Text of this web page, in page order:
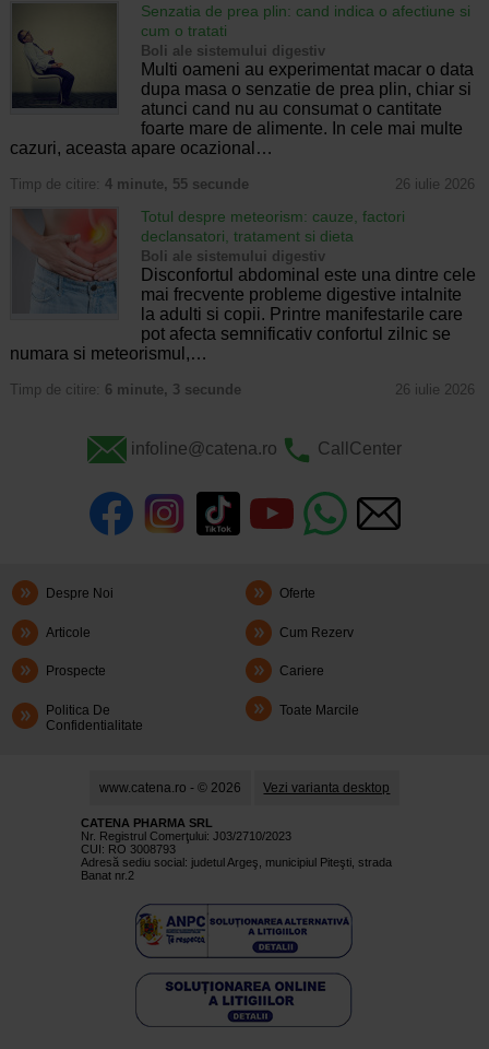
Senzatia de prea plin: cand indica o afectiune si
cum o tratati
Boli ale sistemului digestiv
Multi oameni au experimentat macar o data
dupa masa o senzatie de prea plin, chiar si
atunci cand nu au consumat o cantitate
foarte mare de alimente. In cele mai multe
cazuri, aceasta apare ocazional…
Timp de citire: 4 minute, 55 secunde 26 iulie 2026
Totul despre meteorism: cauze, factori
declansatori, tratament si dieta
Boli ale sistemului digestiv
Disconfortul abdominal este una dintre cele
mai frecvente probleme digestive intalnite
la adulti si copii. Printre manifestarile care
pot afecta semnificativ confortul zilnic se
numara si meteorismul,…
Timp de citire: 6 minute, 3 secunde 26 iulie 2026
infoline@catena.ro CallCenter
Despre Noi Oferte
Articole Cum Rezerv
Prospecte Cariere
Politica De
Confidentialitate
Toate Marcile
www.catena.ro - © 2026 Vezi varianta desktop
CATENA PHARMA SRL
Nr. Registrul Comerţului: J03/2710/2023
CUI: RO 3008793
Adresă sediu social: judetul Argeş, municipiul Piteşti, strada
Banat nr.2